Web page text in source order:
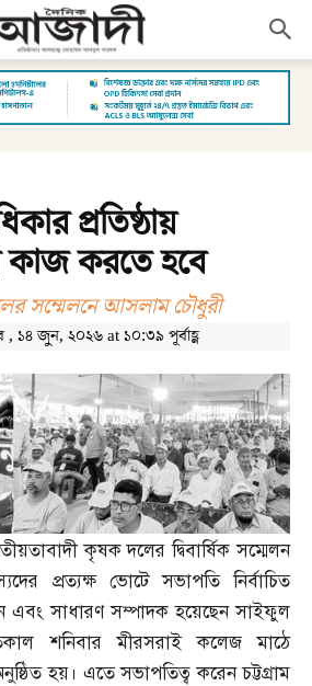
প্রতিষ্ঠায়
কাজ করতে হবে
সম্মেলনে আসলাম চৌধুরী
, ১৪ জুন, ২০২৬ at ১০:৩৯ পূর্বাহ্ণ
কৃষক দলের দ্বিবার্ষিক সম্মেলন
প্রত্যক্ষ ভোটে সভাপতি নির্বাচিত
এবং সাধারণ সম্পাদক হয়েছেন সাইফুল
শনিবার মীরসরাই কলেজ মাঠে
হয়। এতে সভাপতিত্ব করেন চট্টগ্রাম